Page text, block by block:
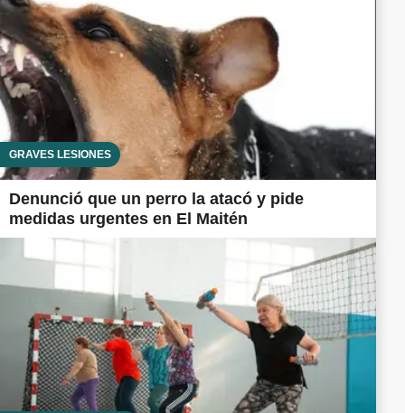
GRAVES LESIONES
Denunció que un perro la atacó y pide
medidas urgentes en El Maitén